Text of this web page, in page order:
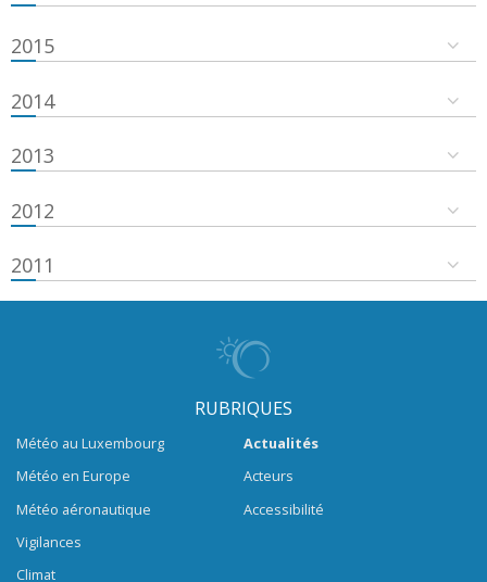
2015
2014
2013
2012
2011
RUBRIQUES
Météo au Luxembourg
Météo en Europe
Météo aéronautique
Vigilances
Climat
Actualités
Acteurs
Accessibilité